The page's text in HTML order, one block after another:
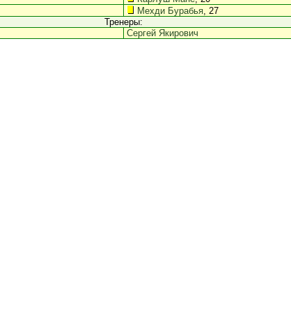
Мехди Бурабья, 27
Тренеры:
Сергей Якирович